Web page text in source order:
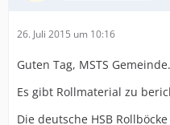
26. Juli 2015 um 10:16
Guten Tag, MSTS Gemeinde.
Es gibt Rollmaterial zu
Die deutsche HSB